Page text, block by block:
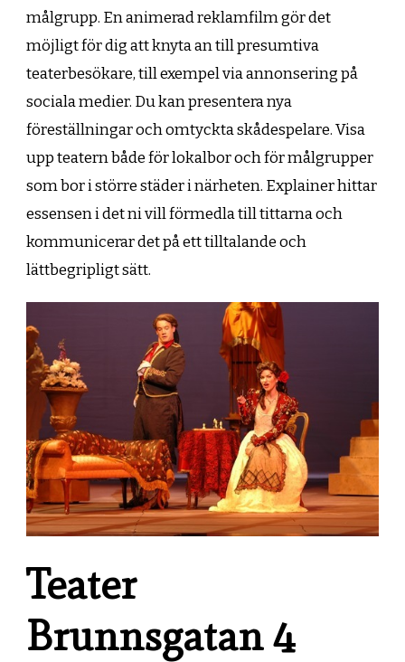
målgrupp. En animerad reklamfilm gör det
möjligt för dig att knyta an till presumtiva
teaterbesökare, till exempel via annonsering på
sociala medier. Du kan presentera nya
föreställningar och omtyckta skådespelare. Visa
upp teatern både för lokalbor och för målgrupper
som bor i större städer i närheten. Explainer hittar
essensen i det ni vill förmedla till tittarna och
kommunicerar det på ett tilltalande och
lättbegripligt sätt.
Teater
Brunnsgatan 4